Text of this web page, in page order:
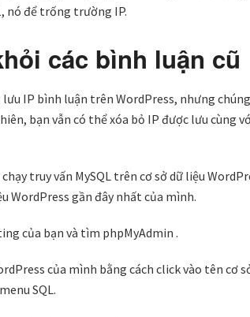
nó để trống trường IP.
các bình luận cũ
IP bình luận trên WordPress, nhưng
bạn vẫn có thể xóa bỏ IP được lưu cùng
truy vấn MySQL trên cơ sở dữ liệu
WordPress gần đây nhất của mình.
của bạn và tìm phpMyAdmin .
của mình bằng cách click vào tên cơ
SQL.